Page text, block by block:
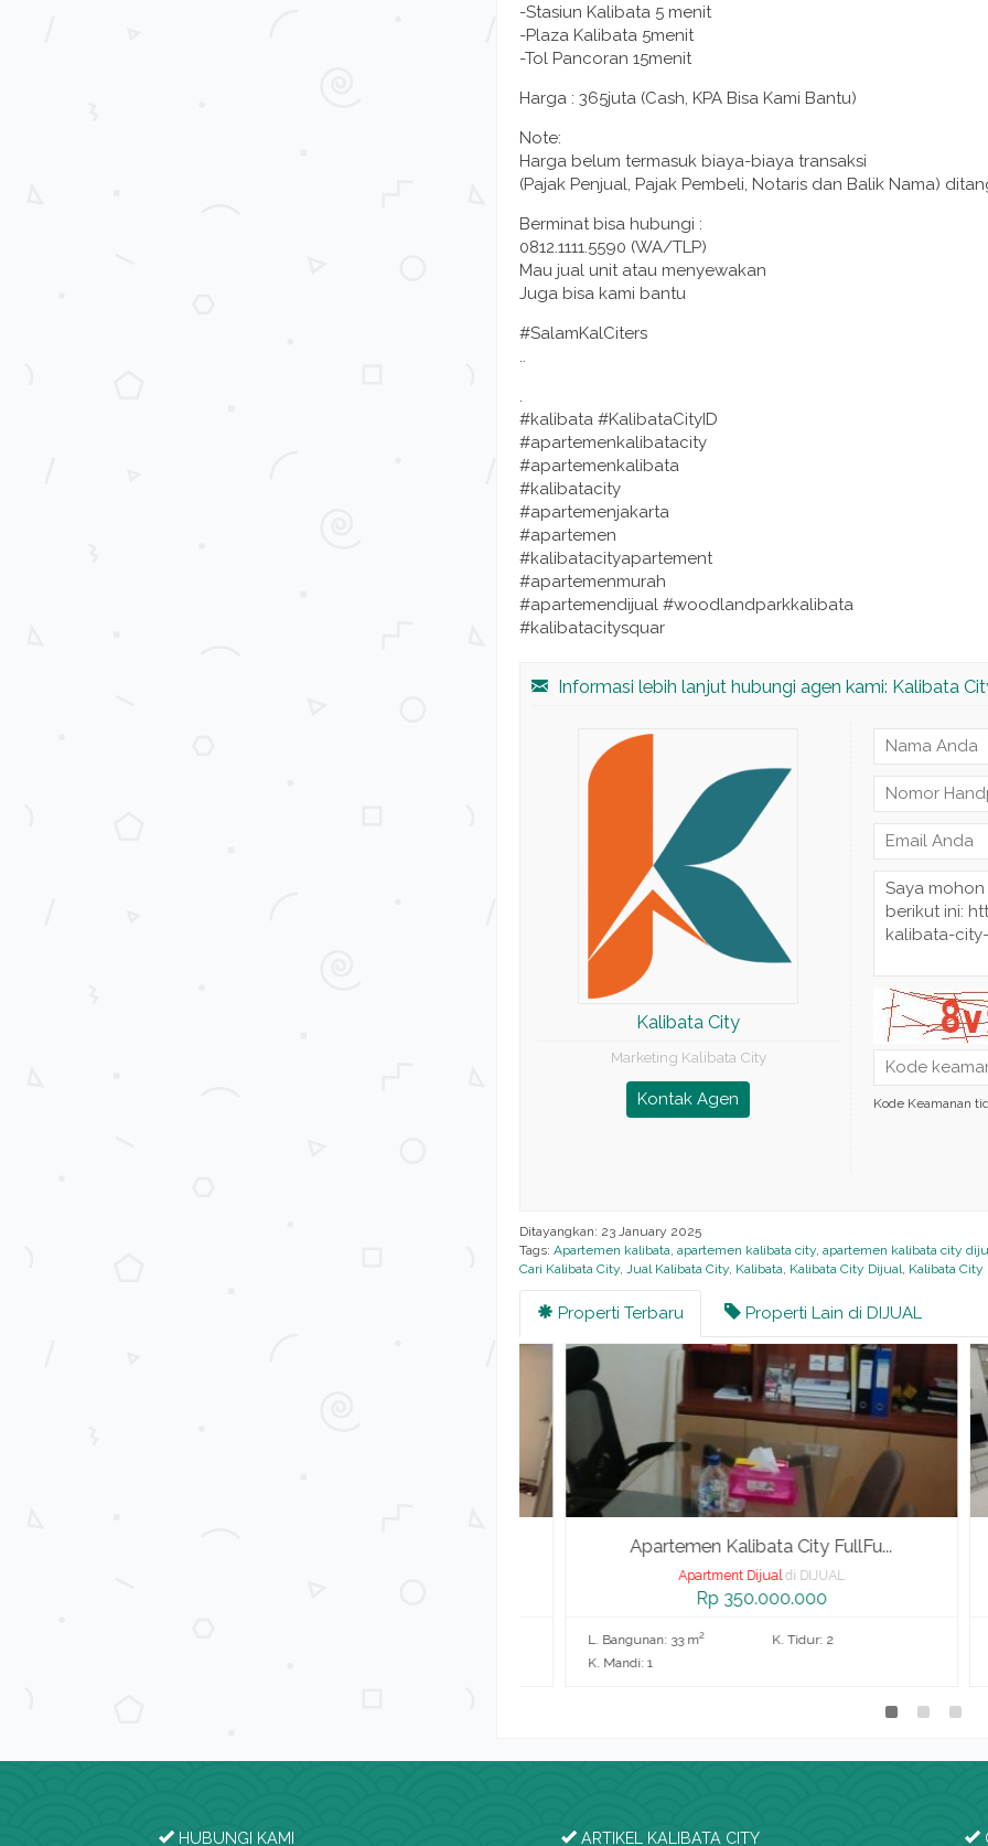
-Stasiun Kalibata 5 menit
-Plaza Kalibata 5menit
-Tol Pancoran 15menit
Harga : 365juta (Cash, KPA Bisa Kami Bantu)
Note:
Harga belum termasuk biaya-biaya transaksi
(Pajak Penjual, Pajak Pembeli, Notaris dan Balik Nama)
Berminat bisa hubungi :
0812.1111.5590 (WA/TLP)
Mau jual unit atau menyewakan
Juga bisa kami bantu
#SalamKalCiters
..
.
#kalibata #KalibataCityID
#apartemenkalibatacity
#apartemenkalibata
#kalibatacity
#apartemenjakarta
#apartemen
#kalibatacityapartement
#apartemenmurah
#apartemendijual #woodlandparkkalibata
#kalibatacitysquar
Informasi lebih lanjut hubungi agen kami: Kalibata
Kalibata City
Marketing Kalibata City
Kontak Agen Kode Keamanan
Ditayangkan: 23 January 2025
Tags: Apartemen kalibata, apartemen kalibata city, apartemen kalibata city
Cari Kalibata City, Jual Kalibata City, Kalibata, Kalibata City Dijual, Kalibata City
Properti Terbaru Properti Lain di DIJUAL
Apartemen Kalibata City FullFu...
Apartment Dijual di DIJUAL
Rp 350.000.000
L. Bangunan: 33 m2
K. Tidur: 2
K. Mandi: 1
HUBUNGI KAMI ARTIKEL KALIBATA CITY